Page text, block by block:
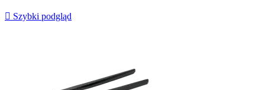
 Szybki podgląd